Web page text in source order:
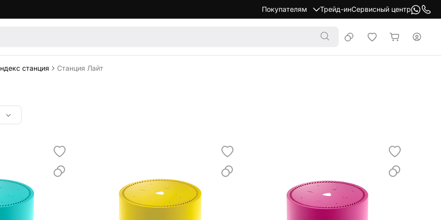
Покупателям Трейд-инСервисный центр
станция Станция Лайт